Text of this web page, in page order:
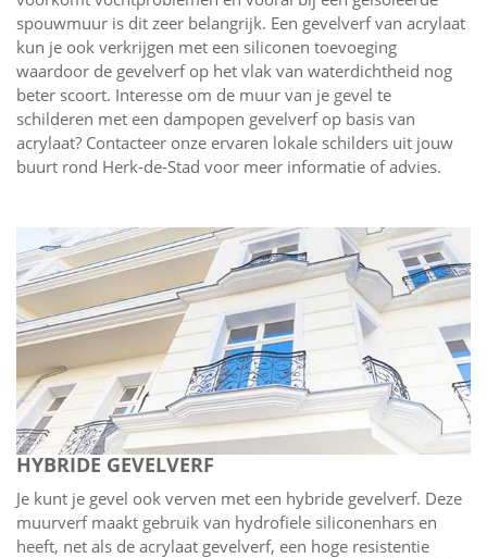
spouwmuur is dit zeer belangrijk. Een gevelverf van acrylaat
kun je ook verkrijgen met een siliconen toevoeging
waardoor de gevelverf op het vlak van waterdichtheid nog
beter scoort. Interesse om de muur van je gevel te
schilderen met een dampopen gevelverf op basis van
acrylaat? Contacteer onze ervaren lokale schilders uit jouw
buurt rond Herk-de-Stad voor meer informatie of advies.
HYBRIDE GEVELVERF
Je kunt je gevel ook verven met een hybride gevelverf. Deze
muurverf maakt gebruik van hydrofiele siliconenhars en
heeft, net als de acrylaat gevelverf, een hoge resistentie